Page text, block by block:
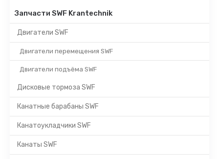
Запчасти SWF Krantechnik
Двигатели SWF
Двигатели перемещения SWF
Двигатели подъёма SWF
Дисковые тормоза SWF
Канатные барабаны SWF
Канатоукладчики SWF
Канаты SWF